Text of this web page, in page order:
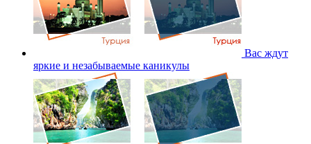
Вас ждут
яркие и незабываемые каникулы